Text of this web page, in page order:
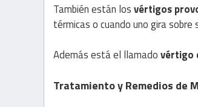
También están losvértigos
térmicas o cuando uno gira
Además está el llamadovértigo
Tratamiento y Remedios de